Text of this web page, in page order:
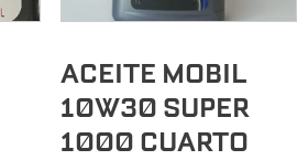
ACEITE MOBIL
10W30 SUPER
1000 CUARTO